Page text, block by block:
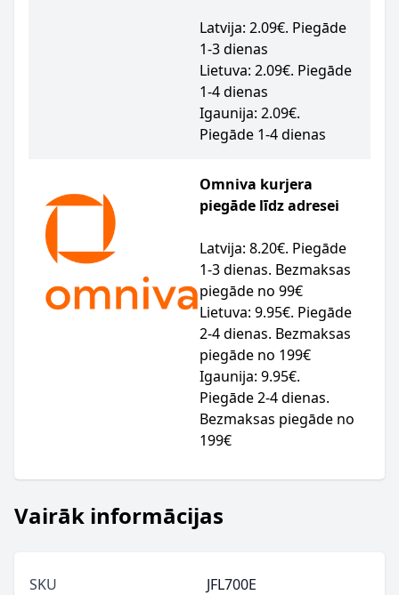
Latvija: 2.09€. Piegāde
1-3 dienas
Lietuva: 2.09€. Piegāde
1-4 dienas
Igaunija: 2.09€.
Piegāde 1-4 dienas
Omniva kurjera
piegāde līdz adresei
Latvija: 8.20€. Piegāde
1-3 dienas. Bezmaksas
piegāde no 99€
Lietuva: 9.95€. Piegāde
2-4 dienas. Bezmaksas
piegāde no 199€
Igaunija: 9.95€.
Piegāde 2-4 dienas.
Bezmaksas piegāde no
199€
Vairāk informācijas
SKU
JFL700E